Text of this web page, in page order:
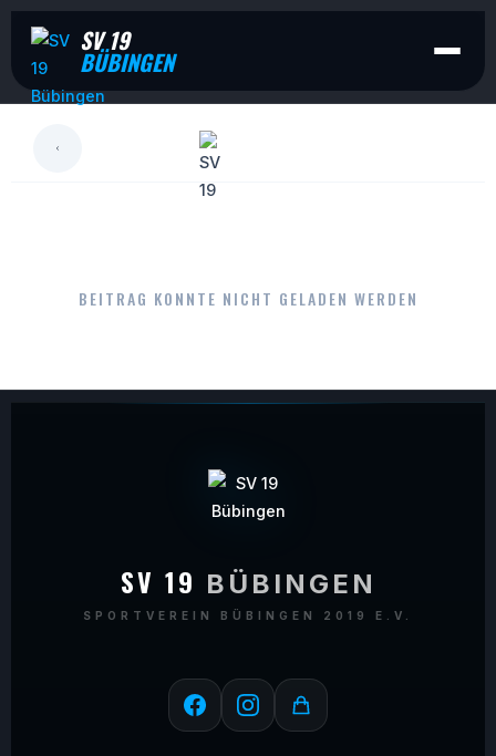
SV 19
BÜBINGEN
BEITRAG KONNTE NICHT GELADEN WERDEN
SV 19 BÜBINGEN
SPORTVEREIN BÜBINGEN 2019 E.V.